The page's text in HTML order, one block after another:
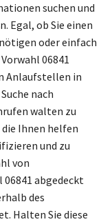
suchen und
Egal, ob Sie einen
oder einfach
06841
Anlaufstellen in
nach
walten zu
Ihnen helfen
und zu
von
06841 abgedeckt
des
Halten Sie diese